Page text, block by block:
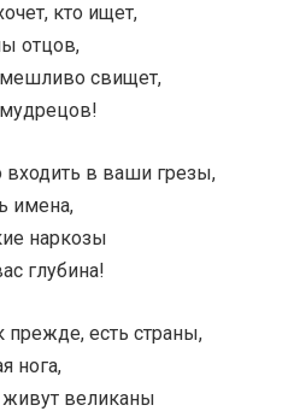
кто ищет,
отцов,
свищет,
входить в ваши грезы,
имена,
наркозы
глубина!
есть страны,
нога,
великаны